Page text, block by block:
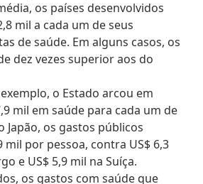
os países desenvolvidos
mil a cada um de seus
de saúde. Em alguns casos, os
dez vezes superior aos do
o Estado arcou em
mil em saúde para cada um de
Japão, os gastos públicos
mil por pessoa, contra US$ 6,3
e US$ 5,9 mil na Suíça.
os gastos com saúde que